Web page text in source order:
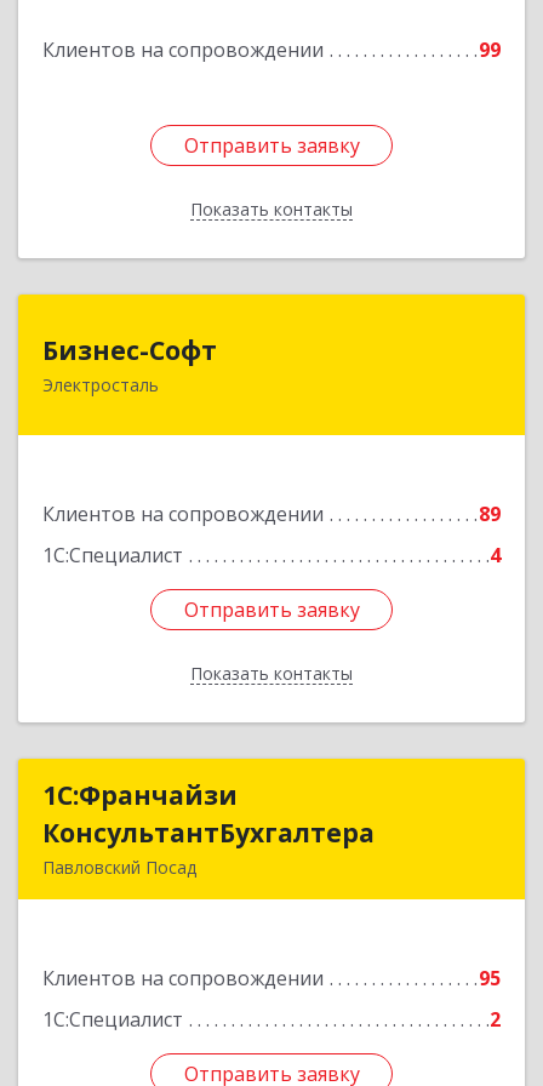
Клиентов на сопровождении 99
Отправить заявку
Показать контакты
Подробнее
Отправить заявку
Назад
Бизнес-Софт
Электросталь
Клиентов на сопровождении
89
1С:Специалист
4
Отправить заявку
Показать контакты
144000, Московская обл, Электросталь г, Карла
Отправить заявку
Назад
1С:Франчайзи
КонсультантБухгалтера
Павловский Посад
Клиентов на сопровождении
95
1С:Специалист
2
Отправить заявку
КонсультантБухгалтера
Подробнее
Отправить заявку